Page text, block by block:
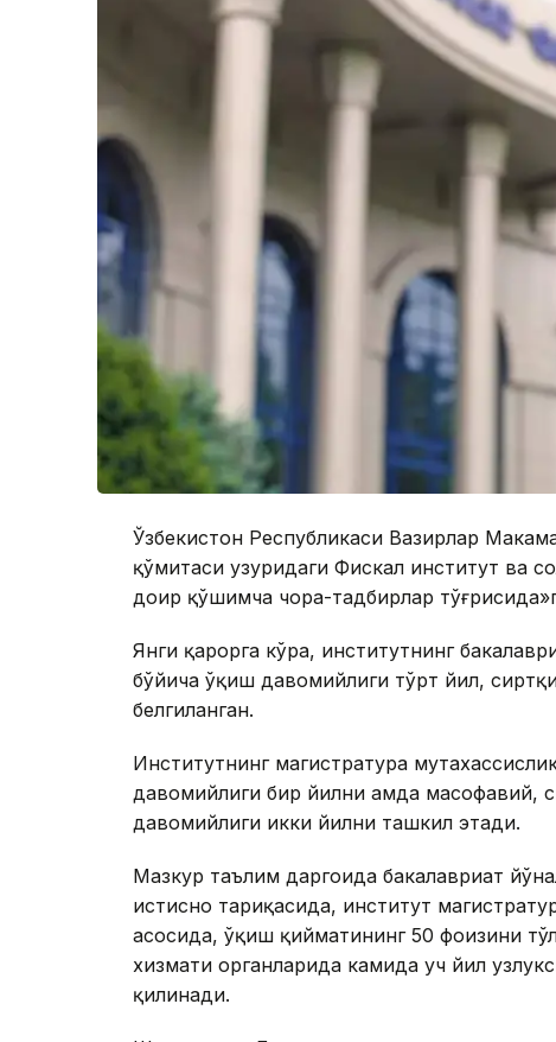
Ўзбекистон Республикаси Вазирлар
қўмитаси ҳузуридаги Фискал институт ва
доир қўшимча чора-тадбирлар
Янги қарорга кўра, институтнинг
бўйича ўқиш давомийлиги тўрт йил,
белгиланган.
Институтнинг магистратура
давомийлиги бир йилни ҳамда масофавий,
давомийлиги икки йилни ташкил этади.
Мазкур таълим даргоҳида бакалавриат
истисно тариқасида, институт
асосида, ўқиш қийматининг 50 фоизини
хизмати органларида камида уч йил
қилинади.